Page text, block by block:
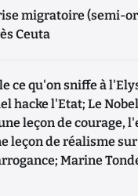
migratoire (semi-
Ceuta
ce qu'on sniffe à
hacke l'Etat; Le
leçon de courage,
leçon de réalisme
Marine